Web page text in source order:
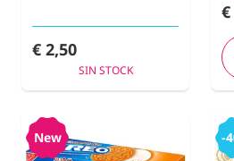
€ 2,50
SIN STOCK
New -